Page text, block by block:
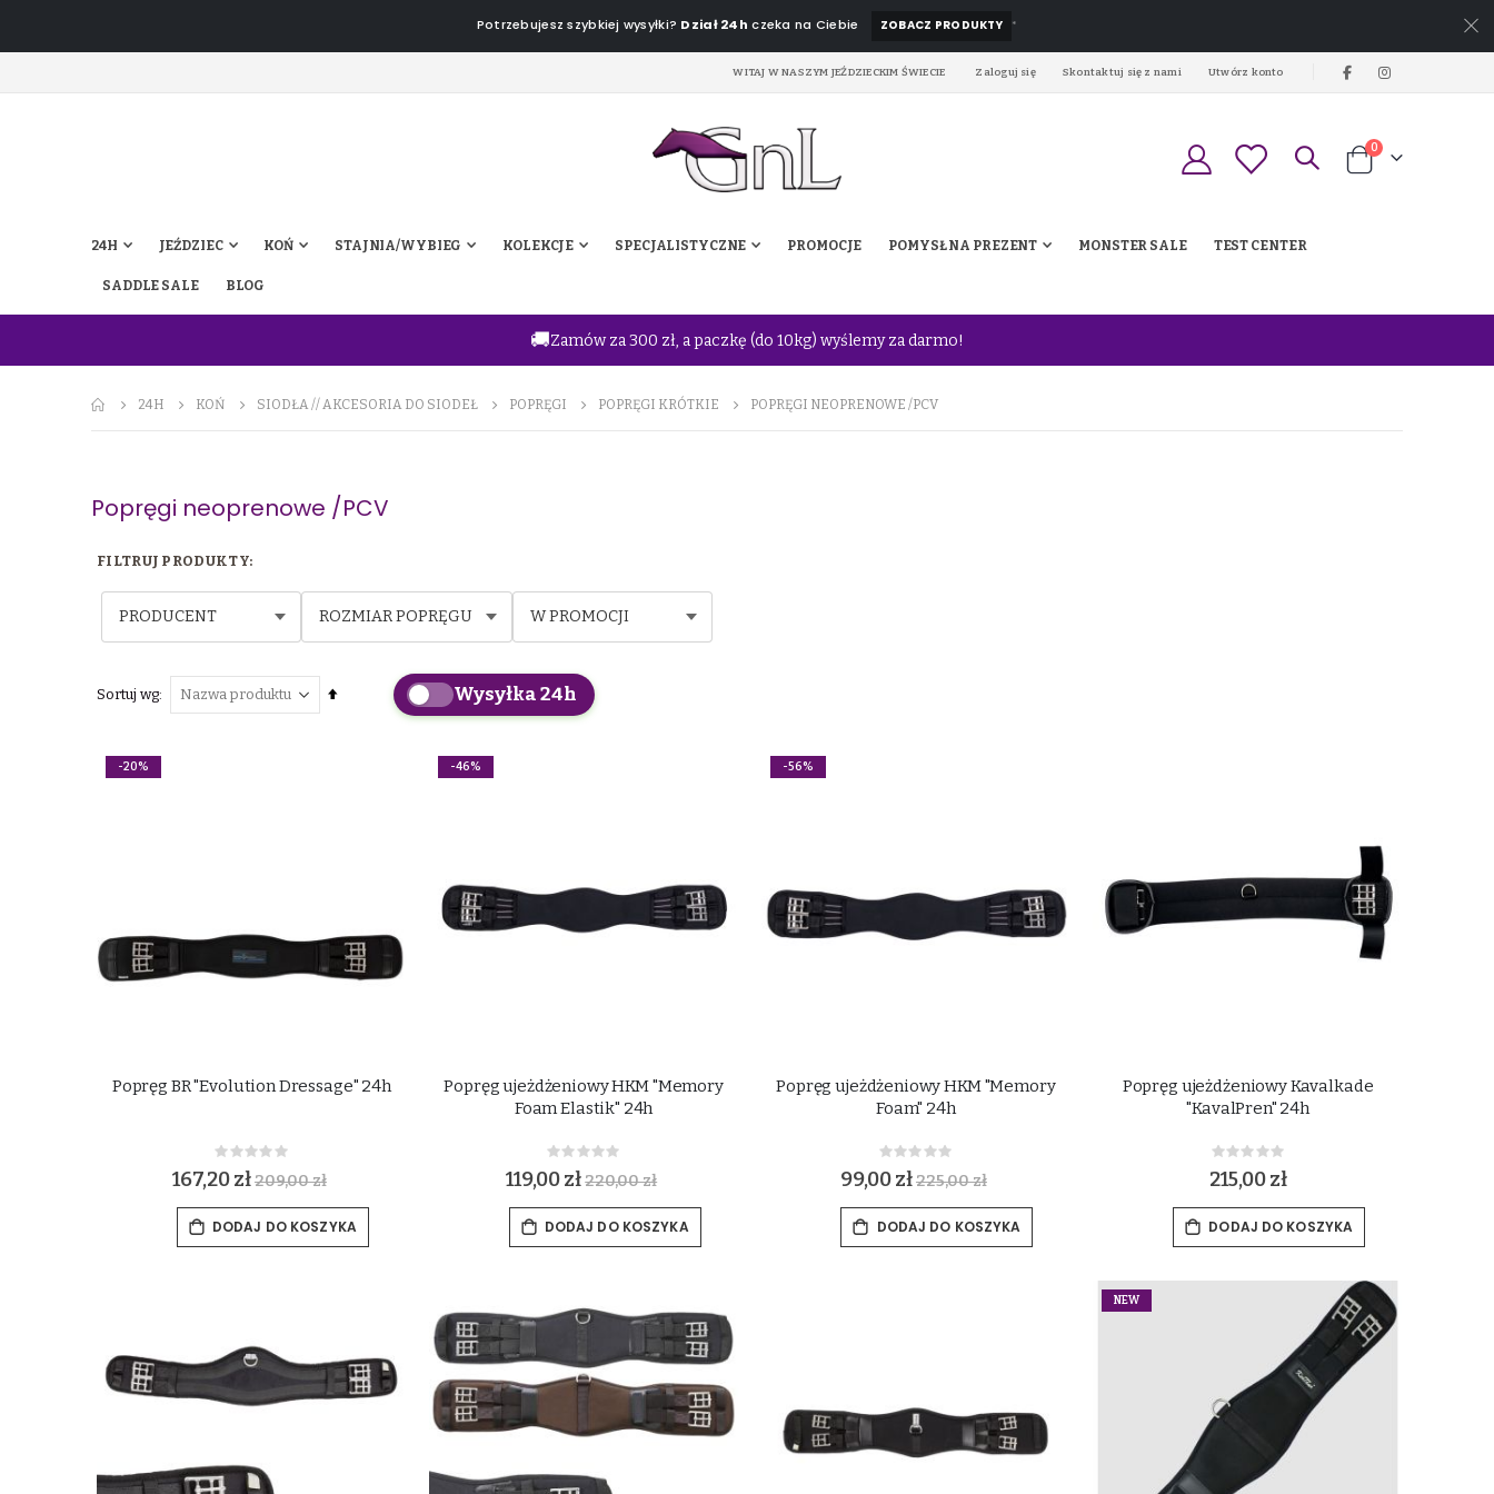
Potrzebujesz szybkiej wysyłki? Dział 24h czeka na Ciebie ZOBACZ PRODUKTY *
WITAJ W NASZYM JEŹDZIECKIM ŚWIECIE Zaloguj się Skontaktuj się z nami Utwórz konto
Koszyk
0produkty
24H JEŹDZIEC KOŃ STAJNIA/WYBIEG KOLEKCJE SPECJALISTYCZNE PROMOCJE POMYSŁ NA PREZENT MONSTER SALE TEST CENTER
SADDLE SALE BLOG
🚚Zamów za 300 zł, a paczkę (do 10kg) wyślemy za darmo!
24H KOŃ SIODŁA // AKCESORIA DO SIODEŁ POPRĘGI POPRĘGI KRÓTKIE POPRĘGI NEOPRENOWE /PCV
Popręgi neoprenowe /PCV
PRODUCENT ROZMIAR POPRĘGU W PROMOCJI
Sortuj wg
Ustaw
Wysyłka 24h
-20%
Popręg BR "Evolution Dressage" 24h
Rating:
0%
167,20 zł209,00 zł
DODAJ DO KOSZYKA
-46%
Popręg ujeżdżeniowy HKM "Memory
Foam Elastik" 24h
Rating:
0%
119,00 zł220,00 zł
DODAJ DO KOSZYKA
-56%
Popręg ujeżdżeniowy HKM "Memory
Foam" 24h
Rating:
0%
99,00 zł225,00 zł
DODAJ DO KOSZYKA
Popręg ujeżdżeniowy Kavalkade
"KavalPren" 24h
Rating:
0%
215,00 zł
DODAJ DO KOSZYKA
NEW